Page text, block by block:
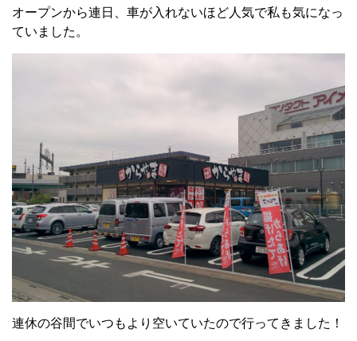
オープンから連日、車が入れないほど人気で私も気になっ
ていました。
連休の谷間でいつもより空いていたので行ってきました！